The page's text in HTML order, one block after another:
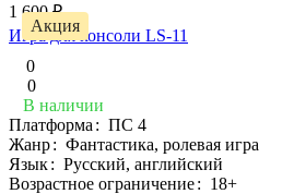
Акция
1 600 ₽
Игра для консоли LS-11
0
0
В наличии
Платформа : ПС 4
Жанр: Фантастика, ролевая игра
Язык: Русский, английский
Возрастное ограничение: 18+